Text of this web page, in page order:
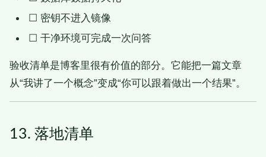
☐ 密钥不进入镜像
☐ 干净环境可完成一次问答
验收清单是博客里很有价值的部分。它能把一篇文章
从“我讲了一个概念”变成“你可以跟着做出一个结果”。
13. 落地清单